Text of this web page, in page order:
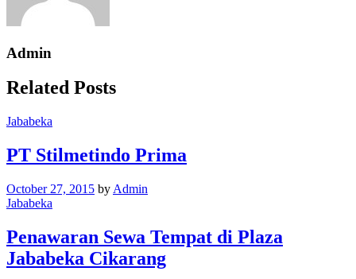
Admin
Related Posts
Jababeka
PT Stilmetindo Prima
October 27, 2015 by Admin
Jababeka
Penawaran Sewa Tempat di Plaza
Jababeka Cikarang